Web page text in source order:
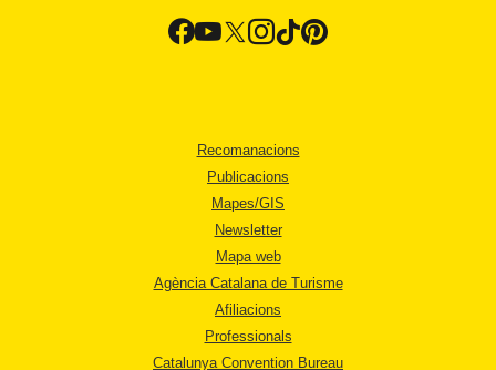
Recomanacions
Publicacions
Mapes/GIS
Newsletter
Mapa web
Agència Catalana de Turisme
Afiliacions
Professionals
Catalunya Convention Bureau